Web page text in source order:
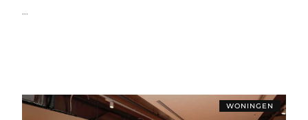
...
WONINGEN